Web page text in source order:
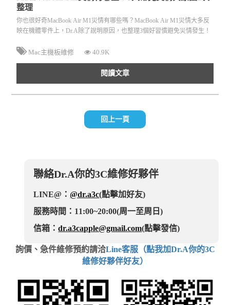
整理
你也很好奇MacBook Air M1災情有哪些嗎？MacBook Air M1災情大多反
映在機體零件上，Dr.A除了說明原因，也整理3個好習慣避免災情發生！
Mac主機板維修 40.9K
閱讀文章
回上一頁
聯絡Dr.A你的3C維修好夥伴
LINE@：@dr.a3c(點擊加好友)
服務時間：11:00~20:00(周一至周日)
信箱：dr.a3capple@gmail.com(點擊發信)
詢價、急件維修預約請洽Line客服（點我加Dr.A你的3C
維修好夥伴好友）